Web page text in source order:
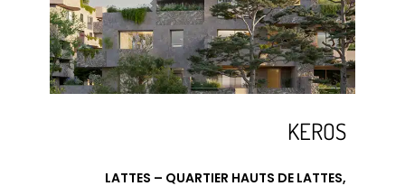
KEROS
LATTES – QUARTIER HAUTS DE LATTES,